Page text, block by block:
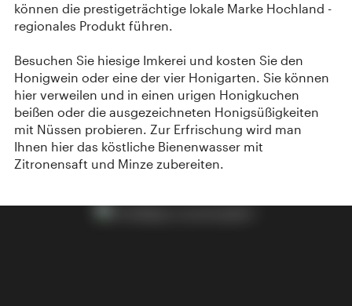
können die prestigeträchtige lokale Marke Hochland -
regionales Produkt führen.
Besuchen Sie hiesige Imkerei und kosten Sie den
Honigwein oder eine der vier Honigarten. Sie können
hier verweilen und in einen urigen Honigkuchen
beißen oder die ausgezeichneten Honigsüßigkeiten
mit Nüssen probieren. Zur Erfrischung wird man
Ihnen hier das köstliche Bienenwasser mit
Zitronensaft und Minze zubereiten.